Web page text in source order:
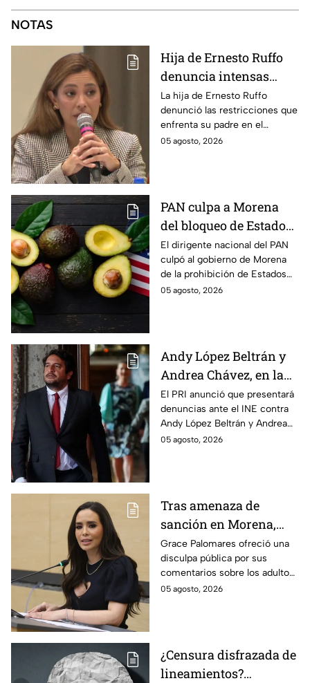
NOTAS
Hija de Ernesto Ruffo
denuncia intensas
restricciones en el
Altiplano; buscan que
salga del penal
La hija de Ernesto Ruffo
denunció las restricciones que
enfrenta su padre en el
Altiplano y anunció que
05 agosto, 2026
PAN culpa a Morena
del bloqueo de Estados
Unidos al aguacate de
Michoacán
El dirigente nacional del PAN
culpó al gobierno de Morena
de la prohibición de Estados
Unidos para exportar aguacate
05 agosto, 2026
Andy López Beltrán y
Andrea Chávez, en la
mira del PRI por
presuntos actos
anticipados de
campaña
El PRI anunció que presentará
denuncias ante el INE contra
Andy López Beltrán y Andrea
Chávez, al acusarlos de realizar
05 agosto, 2026
Tras amenaza de
sanción en Morena,
Grace Palomares pide
perdón a adultos
mayores
Grace Palomares ofreció una
disculpa pública por sus
comentarios sobre los adultos
mayores y aseguró que acatará
05 agosto, 2026
¿Censura disfrazada de
lineamientos?